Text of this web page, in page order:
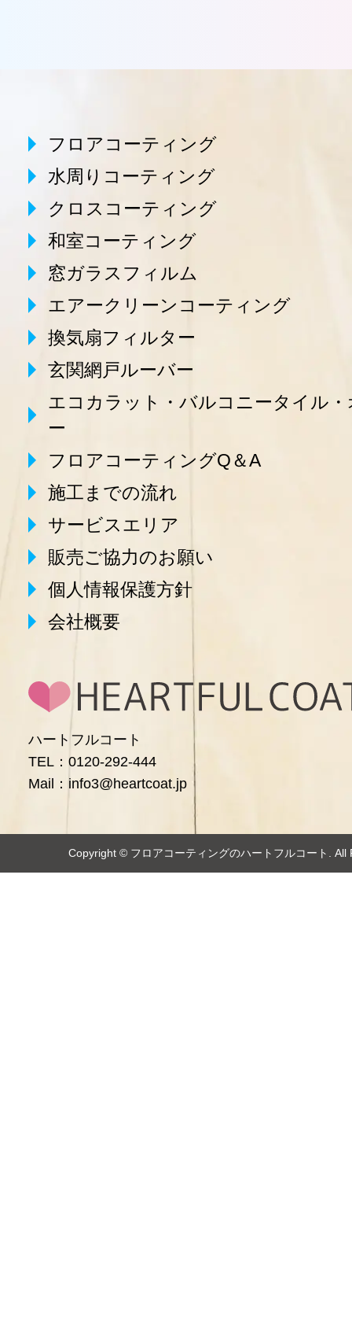
フロアコーティング
水周りコーティング
クロスコーティング
和室コーティング
窓ガラスフィルム
エアークリーンコーティング
換気扇フィルター
玄関網戸ルーバー
エコカラット・バルコニータイル・
ー
フロアコーティングQ＆A
施工までの流れ
サービスエリア
販売ご協力のお願い
個人情報保護方針
会社概要
ハートフルコート
TEL：0120-292-444
Mail：info3@heartcoat.jp
Copyright ©️ フロアコーティングのハートフルコート .